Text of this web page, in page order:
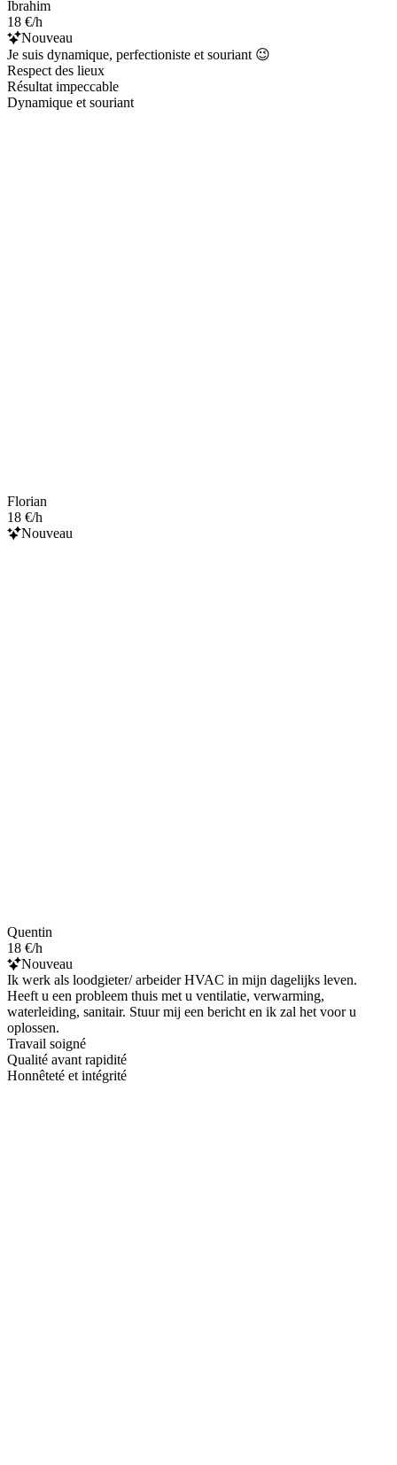
Ibrahim
18 €/h
Nouveau
Je suis dynamique, perfectioniste et souriant 😉
Respect des lieux
Résultat impeccable
Dynamique et souriant
Florian
18 €/h
Nouveau
Quentin
18 €/h
Nouveau
Ik werk als loodgieter/ arbeider HVAC in mijn dagelijks leven.
Heeft u een probleem thuis met u ventilatie, verwarming,
waterleiding, sanitair. Stuur mij een bericht en ik zal het voor u
oplossen.
Travail soigné
Qualité avant rapidité
Honnêteté et intégrité